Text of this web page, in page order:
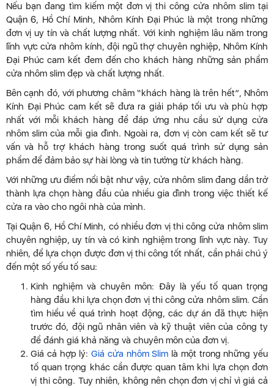
Nếu bạn đang tìm kiếm một đơn vị thi công cửa nhôm slim tại
Quận 6, Hồ Chí Minh, Nhôm Kính Đại Phúc là một trong những
đơn vị uy tín và chất lượng nhất. Với kinh nghiệm lâu năm trong
lĩnh vực cửa nhôm kính, đội ngũ thợ chuyên nghiệp, Nhôm Kính
Đại Phúc cam kết đem đến cho khách hàng những sản phẩm
cửa nhôm slim đẹp và chất lượng nhất.
Bên cạnh đó, với phương châm “khách hàng là trên hết”, Nhôm
Kính Đại Phúc cam kết sẽ đưa ra giải pháp tối ưu và phù hợp
nhất với mỗi khách hàng để đáp ứng nhu cầu sử dụng cửa
nhôm slim của mỗi gia đình. Ngoài ra, đơn vị còn cam kết sẽ tư
vấn và hỗ trợ khách hàng trong suốt quá trình sử dụng sản
phẩm để đảm bảo sự hài lòng và tin tưởng từ khách hàng.
Với những ưu điểm nổi bật như vậy, cửa nhôm slim đang dần trở
thành lựa chọn hàng đầu của nhiều gia đình trong việc thiết kế
cửa ra vào cho ngôi nhà của mình.
Tại Quận 6, Hồ Chí Minh, có nhiều đơn vị thi công cửa nhôm slim
chuyên nghiệp, uy tín và có kinh nghiệm trong lĩnh vực này. Tuy
nhiên, để lựa chọn được đơn vị thi công tốt nhất, cần phải chú ý
đến một số yếu tố sau:
Kinh nghiệm và chuyên môn: Đây là yếu tố quan trọng
hàng đầu khi lựa chọn đơn vị thi công cửa nhôm slim. Cần
tìm hiểu về quá trình hoạt động, các dự án đã thực hiện
trước đó, đội ngũ nhân viên và kỹ thuật viên của công ty
để đánh giá khả năng và chuyên môn của đơn vị.
Giá cả hợp lý: Giá cửa nhôm Slim là một trong những yếu
tố quan trọng khác cần được quan tâm khi lựa chọn đơn
vị thi công. Tuy nhiên, không nên chọn đơn vị chỉ vì giá cả